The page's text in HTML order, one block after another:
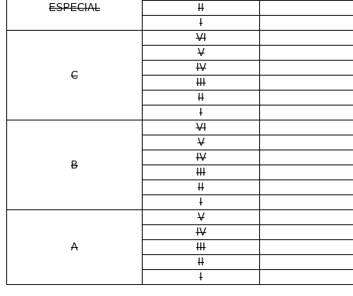
ESPECIAL
II
I
C
VI
V
IV
III
II
I
B
VI
V
IV
III
II
I
A
V
IV
III
II
I